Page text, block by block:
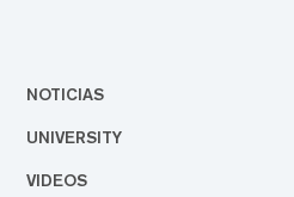
NOTICIAS
UNIVERSITY
VIDEOS